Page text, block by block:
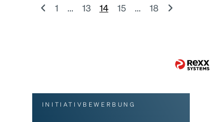
1 ... 13 14 15 ... 18
INITIATIVBEWERBUNG